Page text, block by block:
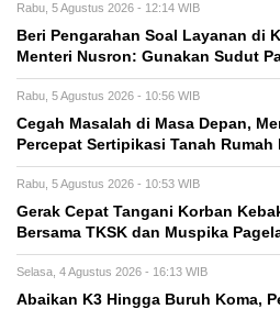
Rabu, 5 Agustus 2026 - 12:14 WIB
Beri Pengarahan Soal Layanan di
Menteri Nusron: Gunakan Sudut
Rabu, 5 Agustus 2026 - 10:56 WIB
Cegah Masalah di Masa Depan,
Percepat Sertipikasi Tanah Rumah
Rabu, 5 Agustus 2026 - 10:53 WIB
Gerak Cepat Tangani Korban
Bersama TKSK dan Muspika
Selasa, 4 Agustus 2026 - 16:13 WIB
Abaikan K3 Hingga Buruh Koma,